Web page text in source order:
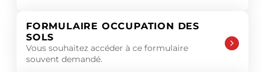
FORMULAIRE OCCUPATION DES
SOLS
Vous souhaitez accéder à ce formulaire
souvent demandé.